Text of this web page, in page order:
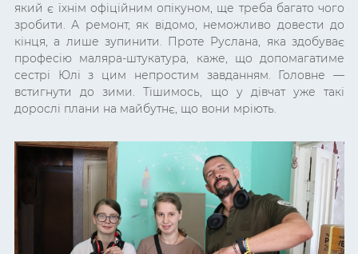
який є їхнім офіційним опікуном, ще треба багато чого
зробити. А ремонт, як відомо, неможливо довести до
кінця, а лише зупинити. Проте Руслана, яка здобуває
професію маляра-штукатура, каже, що допомагатиме
сестрі Юлі з цим непростим завданням. Головне —
встигнути до зими. Тішимось, що у дівчат уже такі
дорослі плани на майбутнє, що вони мріють.